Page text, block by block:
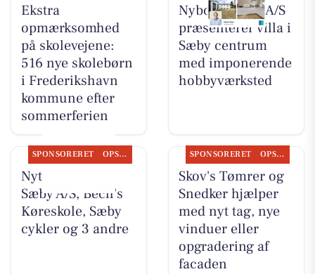
Ekstra
opmærksomhed
på skolevejene:
516 nye skolebørn
i Frederikshavn
kommune efter
sommerferien
Nybolig Sæby A/S
præsenterer villa i
Sæby centrum
med imponerende
hobbyværksted
SPONSORERET OPSLAGSTAVLEN
Nyt fra Nybolig
Sæby A/S, Bech's
Køreskole, Sæby
cykler og 3 andre
SPONSORERET OPSLAGSTAVLEN
Skov's Tømrer og
Snedker hjælper
med nyt tag, nye
vinduer eller
opgradering af
facaden